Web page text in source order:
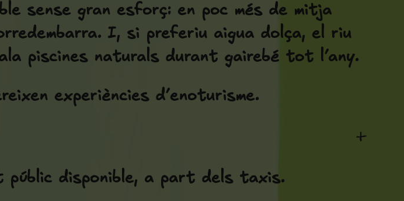
sense gran esforç: en poc més de mitja
I, si preferiu aigua dolça, el riu
piscines naturals durant gairebé tot l’any.
experiències d’enoturisme.
+
disponible, a part dels taxis.